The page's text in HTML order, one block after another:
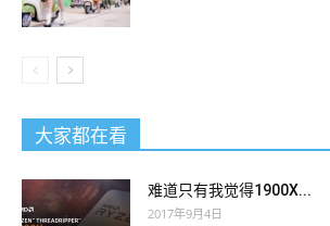
大家都在看
难道只有我觉得1900X...
2017年9月4日